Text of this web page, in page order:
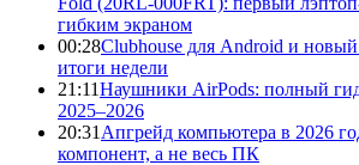
гибким экраном
00:28Clubhouse для Android и
итоги недели
21:11Наушники AirPods: полный
2025–2026
20:31 Апгрейд компьютера в 2026
компонент, а не весь ПК